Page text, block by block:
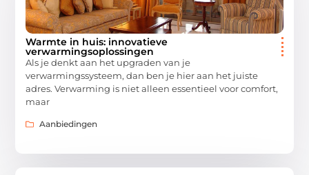
Warmte in huis: innovatieve
verwarmingsoplossingen
Als je denkt aan het upgraden van je
verwarmingssysteem, dan ben je hier aan het juiste
adres. Verwarming is niet alleen essentieel voor comfort,
maar
Aanbiedingen